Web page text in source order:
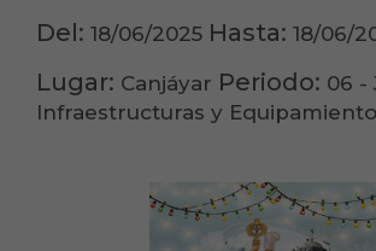
Del: 18/06/2025 Hasta: 18/06/
Lugar: Canjáyar Periodo: 06 -
Infraestructuras y